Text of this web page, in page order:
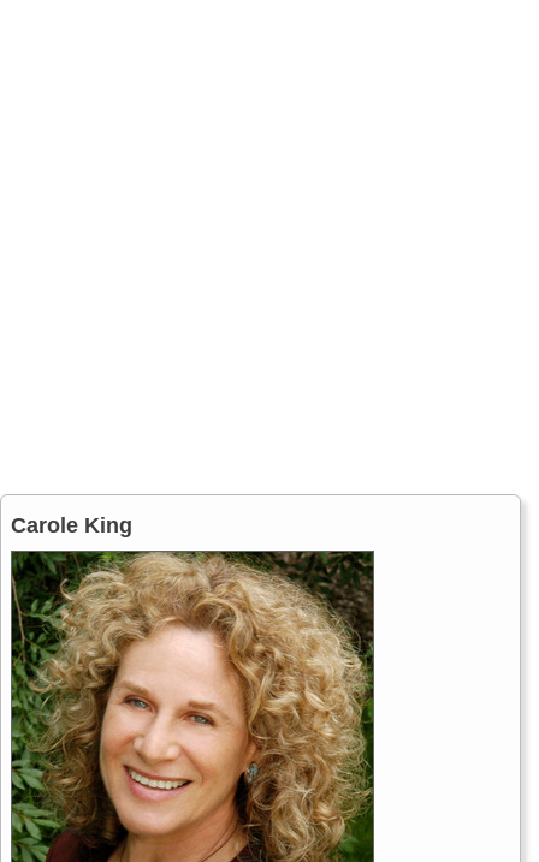
Carole King